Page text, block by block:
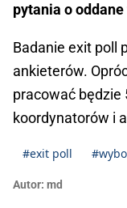
pytania o
Badanie exit poll
ankieterów.
pracować będzie
koordynatorów i
#exit poll
Autor: md